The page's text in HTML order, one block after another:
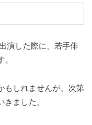
演した際に、若手俳
もしれませんが、次第
ました。